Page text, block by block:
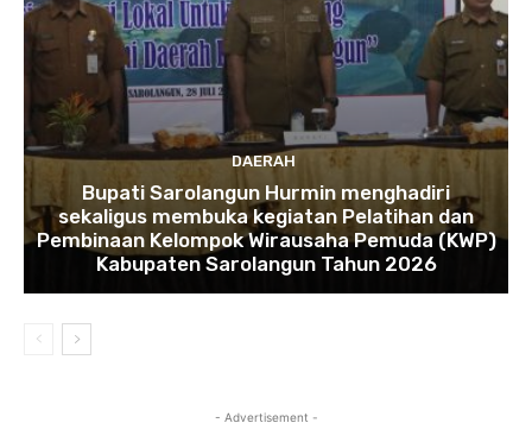
DAERAH
Bupati Sarolangun Hurmin menghadiri
sekaligus membuka kegiatan Pelatihan dan
Pembinaan Kelompok Wirausaha Pemuda (KWP)
Kabupaten Sarolangun Tahun 2026
- Advertisement -